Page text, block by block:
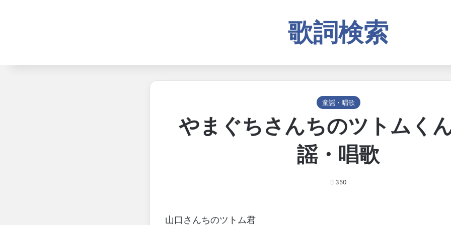
歌詞検索
童謡・唱歌
やまぐちさんちのツトムく
謡・唱歌
350
山口さんちのツトム君